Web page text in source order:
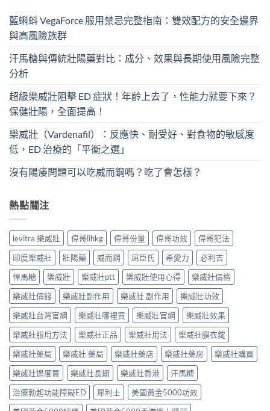
藍蝌蚪 VegaForce 服用禁忌完整指南：雙效配方的安全邊界
與高風險族群
汗馬糖與傳統壯陽藥對比：成分、效果與長期使用風險完整
分析
超級樂威壯阻擊 ED 症狀！年齡上去了，性能力就要下來？
保健壯陽，全面提高！
樂威壯（Vardenafil）：反應快、耐受好、對食物的敏感度
低，ED 治療的「平衡之選」
沒有陽痿問題可以吃威而鋼嗎？吃了會怎樣？
熱點關注
levitra 樂威壯 偉哥lihkg 偉哥份量 偉哥功效
偉哥犯法
印度樂威壯
壯陽藥 威而鋼 屈臣氏 希愛力
必利吉
悍馬糖
樂威壯 樂威壯ptt 樂威壯使用心得
樂威壯價格
樂威壯價錢
樂威壯副作用 樂威壯 副作用
樂威壯功效
樂威壯台灣官網
樂威壯哪裡買 樂威壯官網
樂威壯效果
樂威壯服用方法
樂威壯正品 樂威壯用法
樂威壯膜衣錠
樂威壯藥局
樂威壯 藥局 樂威壯藥店 樂威壯藥房
樂威壯購買
樂威壯邊度買
樂威壯長期 樂威壯香港
汗馬糖
治療勃起功能障礙ED
犀利士
美國黃金5000功效